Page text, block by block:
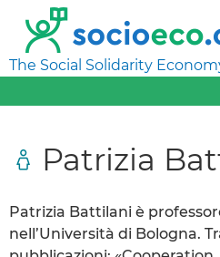
The Social Solidarity
Patrizia
Patrizia Battilani è
nell’Università di Bologna.